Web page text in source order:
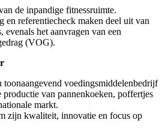
de inpandige fitnessruimte.
en referentiecheck maken deel uit van
evenals het aanvragen van een
(VOG).
toonaangevend voedingsmiddelenbedrijf
productie van pannenkoeken, poffertjes
markt.
zijn kwaliteit, innovatie en focus op